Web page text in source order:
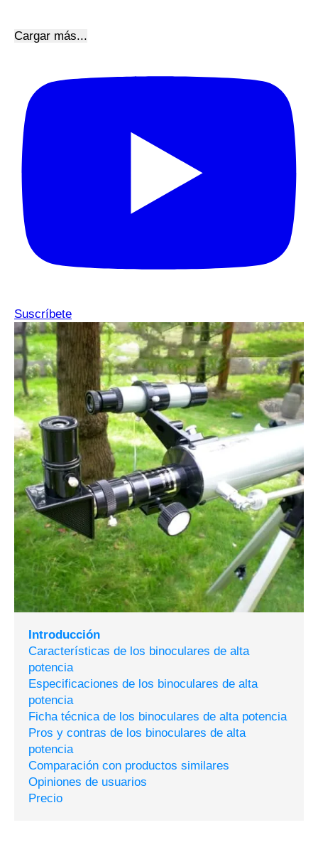
Cargar más...
Suscríbete
Introducción
Características de los binoculares de alta
potencia
Especificaciones de los binoculares de alta
potencia
Ficha técnica de los binoculares de alta potencia
Pros y contras de los binoculares de alta
potencia
Comparación con productos similares
Opiniones de usuarios
Precio